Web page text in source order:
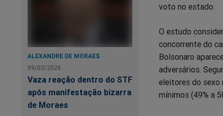
ALEXANDRE DE MORAES
09/03/2026
Vaza reação dentro do STF
após manifestação bizarra
de Moraes
voto no estado.
O estudo
concorrente do
Bolsonaro
adversários.
eleitores do sexo
mínimos (49% a